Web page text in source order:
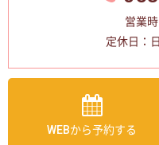
営業
定休日：
WEBから予約する